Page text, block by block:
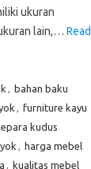
ukuran
lain,… Read
, bahan baku
, furniture kayu
kudus
, harga mebel
, kualitas mebel